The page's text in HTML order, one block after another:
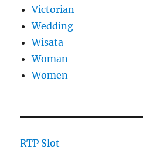
Victorian
Wedding
Wisata
Woman
Women
RTP Slot